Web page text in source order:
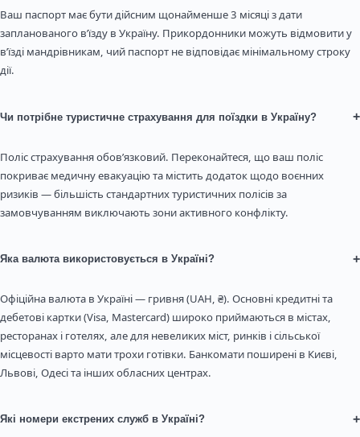
Ваш паспорт має бути дійсним щонайменше 3 місяці з дати
запланованого в’їзду в Україну. Прикордонники можуть відмовити у
в’їзді мандрівникам, чий паспорт не відповідає мінімальному строку
дії.
Чи потрібне туристичне страхування для поїздки в Україну? +
Поліс страхування обов’язковий. Переконайтеся, що ваш поліс
покриває медичну евакуацію та містить додаток щодо воєнних
ризиків — більшість стандартних туристичних полісів за
замовчуванням виключають зони активного конфлікту.
Яка валюта використовується в Україні? +
Офіційна валюта в Україні — гривня (UAH, ₴). Основні кредитні та
дебетові картки (Visa, Mastercard) широко приймаються в містах,
ресторанах і готелях, але для невеликих міст, ринків і сільської
місцевості варто мати трохи готівки. Банкомати поширені в Києві,
Львові, Одесі та інших обласних центрах.
Які номери екстрених служб в Україні? +